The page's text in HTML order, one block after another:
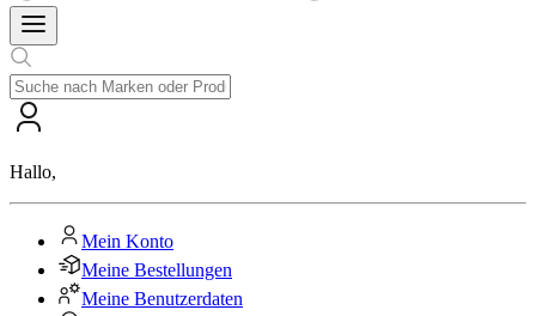
Hallo,
Mein Konto
Meine Bestellungen
Meine Benutzerdaten